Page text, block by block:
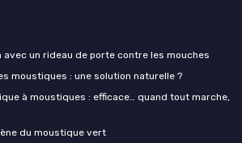
avec un rideau de porte contre les mouches
moustiques : une solution naturelle ?
à moustiques : efficace… quand tout marche,
du moustique vert